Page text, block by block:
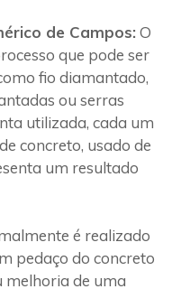
de Campos: O
que pode ser
fio diamantado,
ou serras
utilizada, cada um
concreto, usado de
um resultado
é realizado
pedaço do concreto
de uma